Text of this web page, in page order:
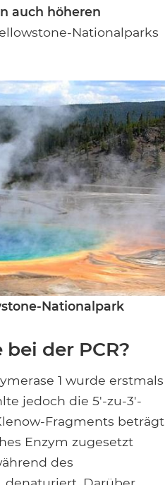
auch höheren
Nationalparks
Nationalpark
der PCR?
1 wurde erstmals
jedoch die 5'-zu-3'-
Fragments beträgt
Enzym zugesetzt
des